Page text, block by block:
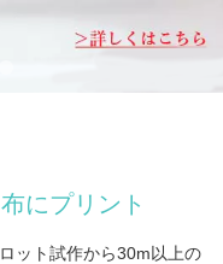
にプリント
ット試作から30m以上の